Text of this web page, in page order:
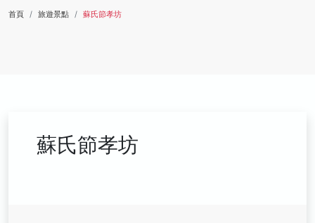
首頁 旅遊景點 蘇氏節孝坊
蘇氏節孝坊